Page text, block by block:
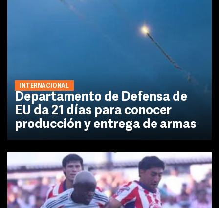
INTERNACIONAL
Departamento de Defensa de
EU da 21 días para conocer
producción y entrega de armas